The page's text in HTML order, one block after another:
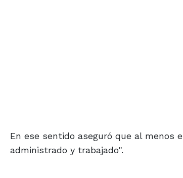
En ese sentido aseguró que al menos
administrado y trabajado".